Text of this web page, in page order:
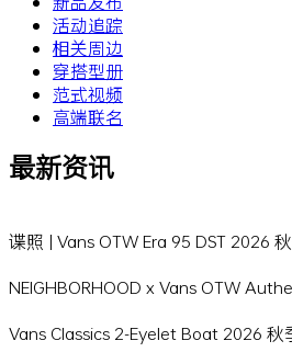
活动追踪
相关周边
穿搭型册
范式视频
高端联名
最新资讯
谍照 | Vans OTW Era 95 DST 2026
NEIGHBORHOOD x Vans OTW
Vans Classics 2-Eyelet Boat 2026 秋